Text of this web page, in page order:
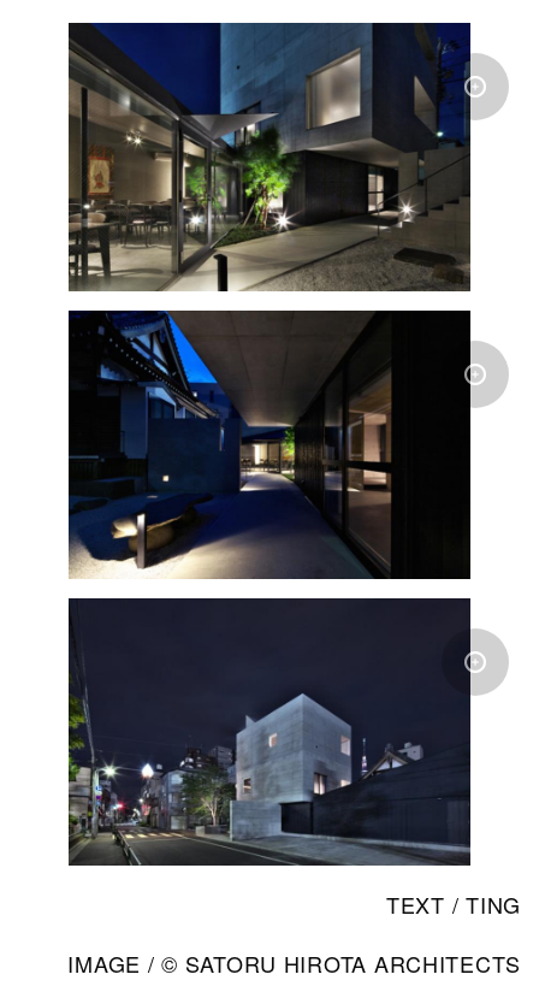
TEXT / TING
IMAGE / © SATORU HIROTA ARCHITECTS